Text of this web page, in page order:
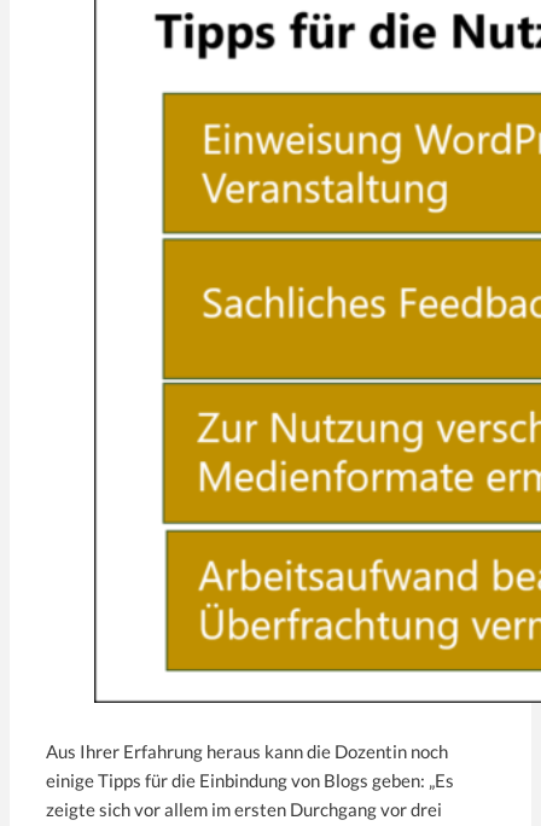
Aus Ihrer Erfahrung heraus kann die Dozentin noch
einige Tipps für die Einbindung von Blogs geben: „Es
zeigte sich vor allem im ersten Durchgang vor drei